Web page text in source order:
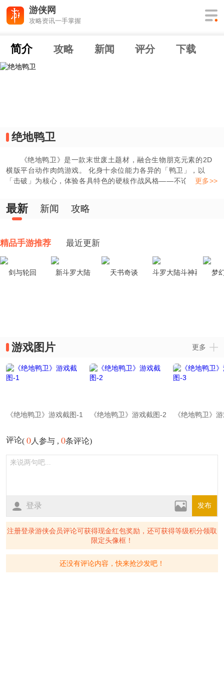
游侠网
攻略资讯一手掌握
简介 攻略 新闻 评分 下载
绝地鸭卫
《绝地鸭卫》是一款末世废土题材，融合生物朋克元素的2D
横版平台动作肉鸽游戏。 化身十余位能力各异的「鸭卫」，以
「击破」为核心，体验各具特色的硬核作战风格——不论是近战拼
不到的方式克敌制胜。在虫族肆虐的末日世界，探索发现惊天灾变
背后隐藏的真相。
更多>>
最新 新闻 攻略
精品手游推荐 最近更新
剑与轮回 新斗罗大陆 天书奇谈 斗罗大陆斗神再临 梦
游戏图片 更多
《绝地鸭卫》游戏截图-1 《绝地鸭卫》游戏截图-2 《绝地鸭卫》
评论( 0人参与 , 0条评论)
登录 发布
注册登录游侠会员评论可获得现金红包奖励，还可获得等级积分领取
限定头像框！
还没有评论内容，快来抢沙发吧！